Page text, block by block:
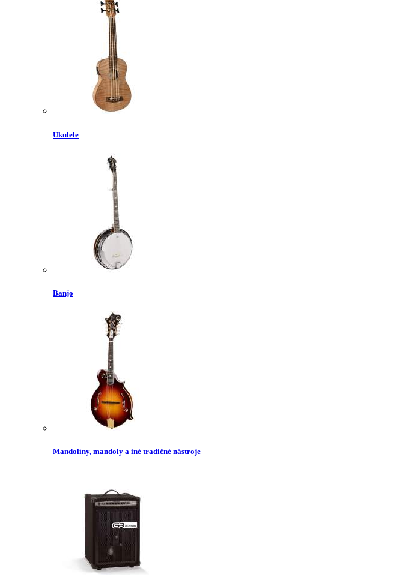
Ukulele
Banjo
Mandolíny, mandoly a iné tradičné nástroje